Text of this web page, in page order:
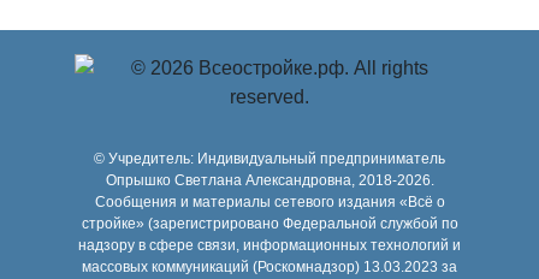
© Учредитель: Индивидуальный предприниматель
Опрышко Светлана Александровна, 2018-2026.
Сообщения и материалы сетевого издания «Всё о
стройке» (зарегистрировано Федеральной службой по
надзору в сфере связи, информационных технологий и
массовых коммуникаций (Роскомнадзор) 13.03.2023 за